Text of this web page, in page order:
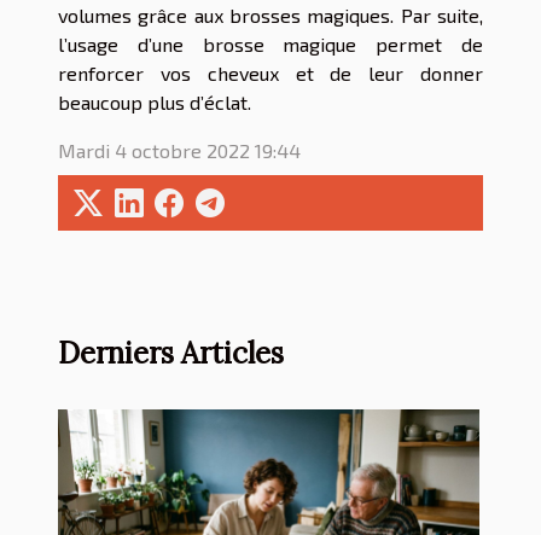
volumes grâce aux brosses magiques. Par suite,
l’usage d’une brosse magique permet de
renforcer vos cheveux et de leur donner
beaucoup plus d’éclat.
Mardi 4 octobre 2022 19:44
Derniers Articles